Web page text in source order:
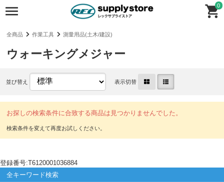
0
全商品 作業工具 測量用品(土木/建設)
ウォーキングメジャー
並び替え 表示切替
お探しの検索条件に合致する商品は見つかりませんでした。
登録番号:T6120001036884
全キーワード検索